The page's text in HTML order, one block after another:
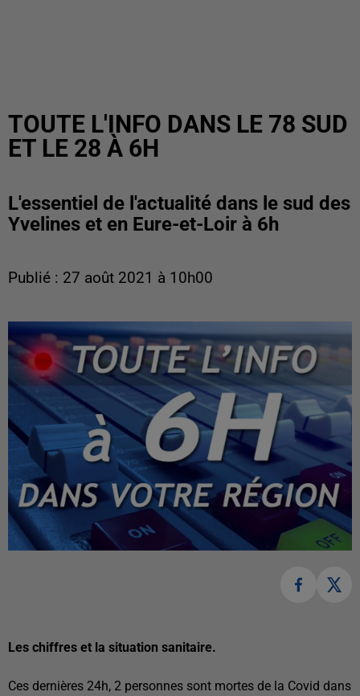
TOUTE L'INFO DANS LE 78 SUD
ET LE 28 À 6H
L'essentiel de l'actualité dans le sud des
Yvelines et en Eure-et-Loir à 6h
Publié : 27 août 2021 à 10h00
Les chiffres et la situation sanitaire.
Ces dernières 24h, 2 personnes sont mortes de la Covid dans